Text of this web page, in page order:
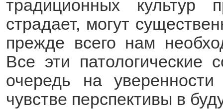
традиционных культур
страдает, могут
прежде всего нам
Все эти патологические
очередь на
чувстве перспективы в